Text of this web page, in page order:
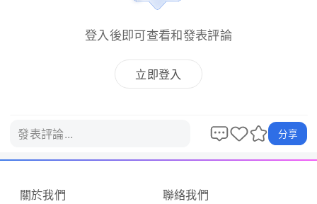
登入後即可查看和發表評論
立即登入
發表評論... 分享
關於我們
聯絡我們